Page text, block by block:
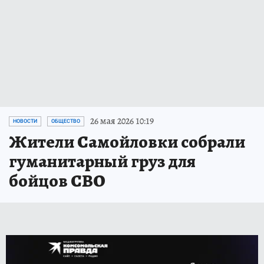
НОВОСТИ ОБЩЕСТВО 26 мая 2026 10:19
Жители Самойловки собрали
гуманитарный груз для
бойцов СВО